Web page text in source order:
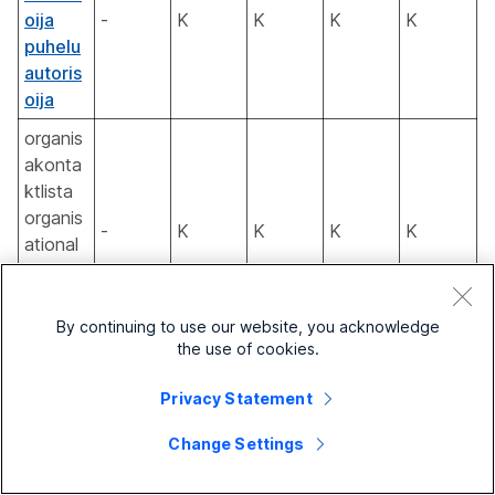
oija
puhelu
autoris
oija
- K K K K
organis
akonta
ktlista
organis
ational
yhteys
- K K K K
By continuing to use our website, you acknowledge
the use of cookies.
Privacy Statement
Change Settings